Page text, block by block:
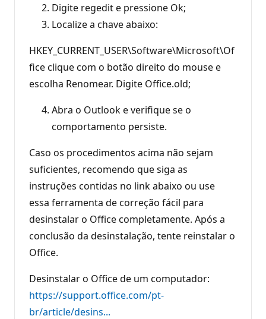
Digite regedit e pressione Ok;
Localize a chave abaixo:
HKEY_CURRENT_USER\Software\Microsoft\Of
fice clique com o botão direito do mouse e
escolha Renomear. Digite Office.old;
Abra o Outlook e verifique se o
comportamento persiste.
Caso os procedimentos acima não sejam
suficientes, recomendo que siga as
instruções contidas no link abaixo ou use
essa ferramenta de correção fácil para
desinstalar o Office completamente. Após a
conclusão da desinstalação, tente reinstalar o
Office.
Desinstalar o Office de um computador:
https://support.office.com/pt-
br/article/desins...